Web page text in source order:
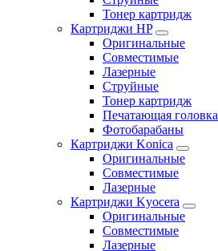
Тонер картридж
Картриджи HP
Оригинальные
Совместимые
Лазерные
Струйные
Тонер картридж
Печатающая головка
Фотобарабаны
Картриджи Konica
Оригинальные
Совместимые
Лазерные
Картриджи Kyocera
Оригинальные
Совместимые
Лазерные